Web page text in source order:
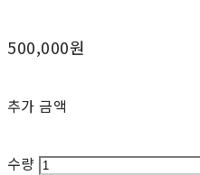
500,000원
추가 금액
수량